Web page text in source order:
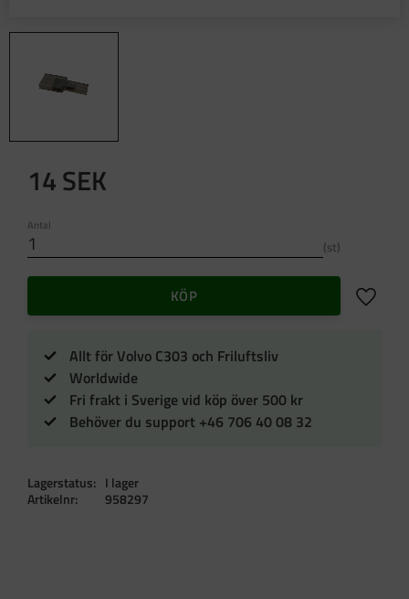
14SEK
Antal
st
KÖP Lägg
Allt för Volvo C303 och Friluftsliv
Worldwide
Fri frakt i Sverige vid köp över 500 kr
Behöver du support +46 706 40 08 32
Lagerstatus
I lager
Artikelnr
958297